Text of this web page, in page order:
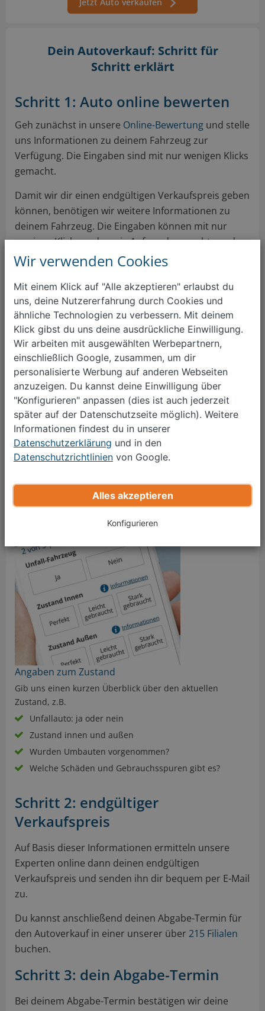
Dein Autoverkauf: Schritt für
Schritt erklärt
Schritt 1: Auto online bewerten
Geh zunächst in unsere Online-Bewertung und stelle
uns Informationen zu deinem Fahrzeug zur
Verfügung. Die Eingaben sind mit nur wenigen Klicks
gemacht.
Damit wir dir einen endgültigen Verkaufspreis geben
können, benötigen wir weitere Informationen zu
deinem Fahrzeug. Die Eingaben können mit nur
wenigen Klicks und wenig Aufwand gemacht werden.
Informationen zu deinem Fahrzeug
Gib uns bitte allgemeine Informationen zu deinem Auto,
z.B.
Außen- und Innenraum-Farbe
HU-/AU-Gültigkeit
Anzahl der Vorbesitzer
Angaben zum Zustand
Gib uns einen kurzen Überblick über den aktuellen
Zustand, z.B.
Unfallauto: ja oder nein
Zustand innen und außen
Wurden Umbauten vorgenommen?
Welche Schäden und Gebrauchsspuren gibt es?
Schritt 2: endgültiger
Verkaufspreis
Auf Basis dieser Informationen ermitteln unsere
Experten online dann deinen endgültigen
Verkaufspreis und senden ihn dir bequem per E-Mail
zu.
Du kannst anschließend deinen Abgabe-Termin für
den Autoverkauf in einer unserer über 215 Filialen
buchen.
Schritt 3: dein Abgabe-Termin
Bei deinem Abgabe-Termin bestätigen wir deine
Wir verwenden Cookies
Mit einem Klick auf "Alle akzeptieren" erlaubst du
uns, deine Nutzererfahrung durch Cookies und
ähnliche Technologien zu verbessern. Mit deinem
Klick gibst du uns deine ausdrückliche Einwilligung.
Wir arbeiten mit ausgewählten Werbepartnern,
einschließlich Google, zusammen, um dir
personalisierte Werbung auf anderen Webseiten
anzuzeigen. Du kannst deine Einwilligung über
"Konfigurieren" anpassen (dies ist auch jederzeit
später auf der Datenschutzseite möglich). Weitere
Informationen findest du in unserer
Datenschutzerklärung und in den
Datenschutzrichtlinien von Google.
Alles akzeptieren
Konfigurieren